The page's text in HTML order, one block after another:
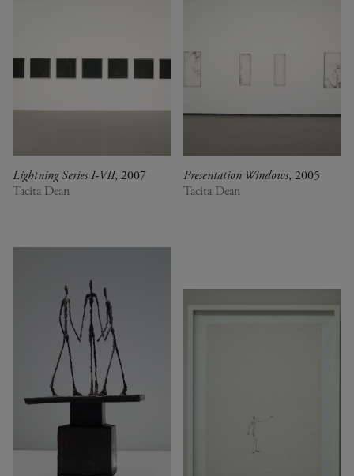
Lightning Series I-VII, 2007
Tacita Dean
Presentation Windows, 2005
Tacita Dean